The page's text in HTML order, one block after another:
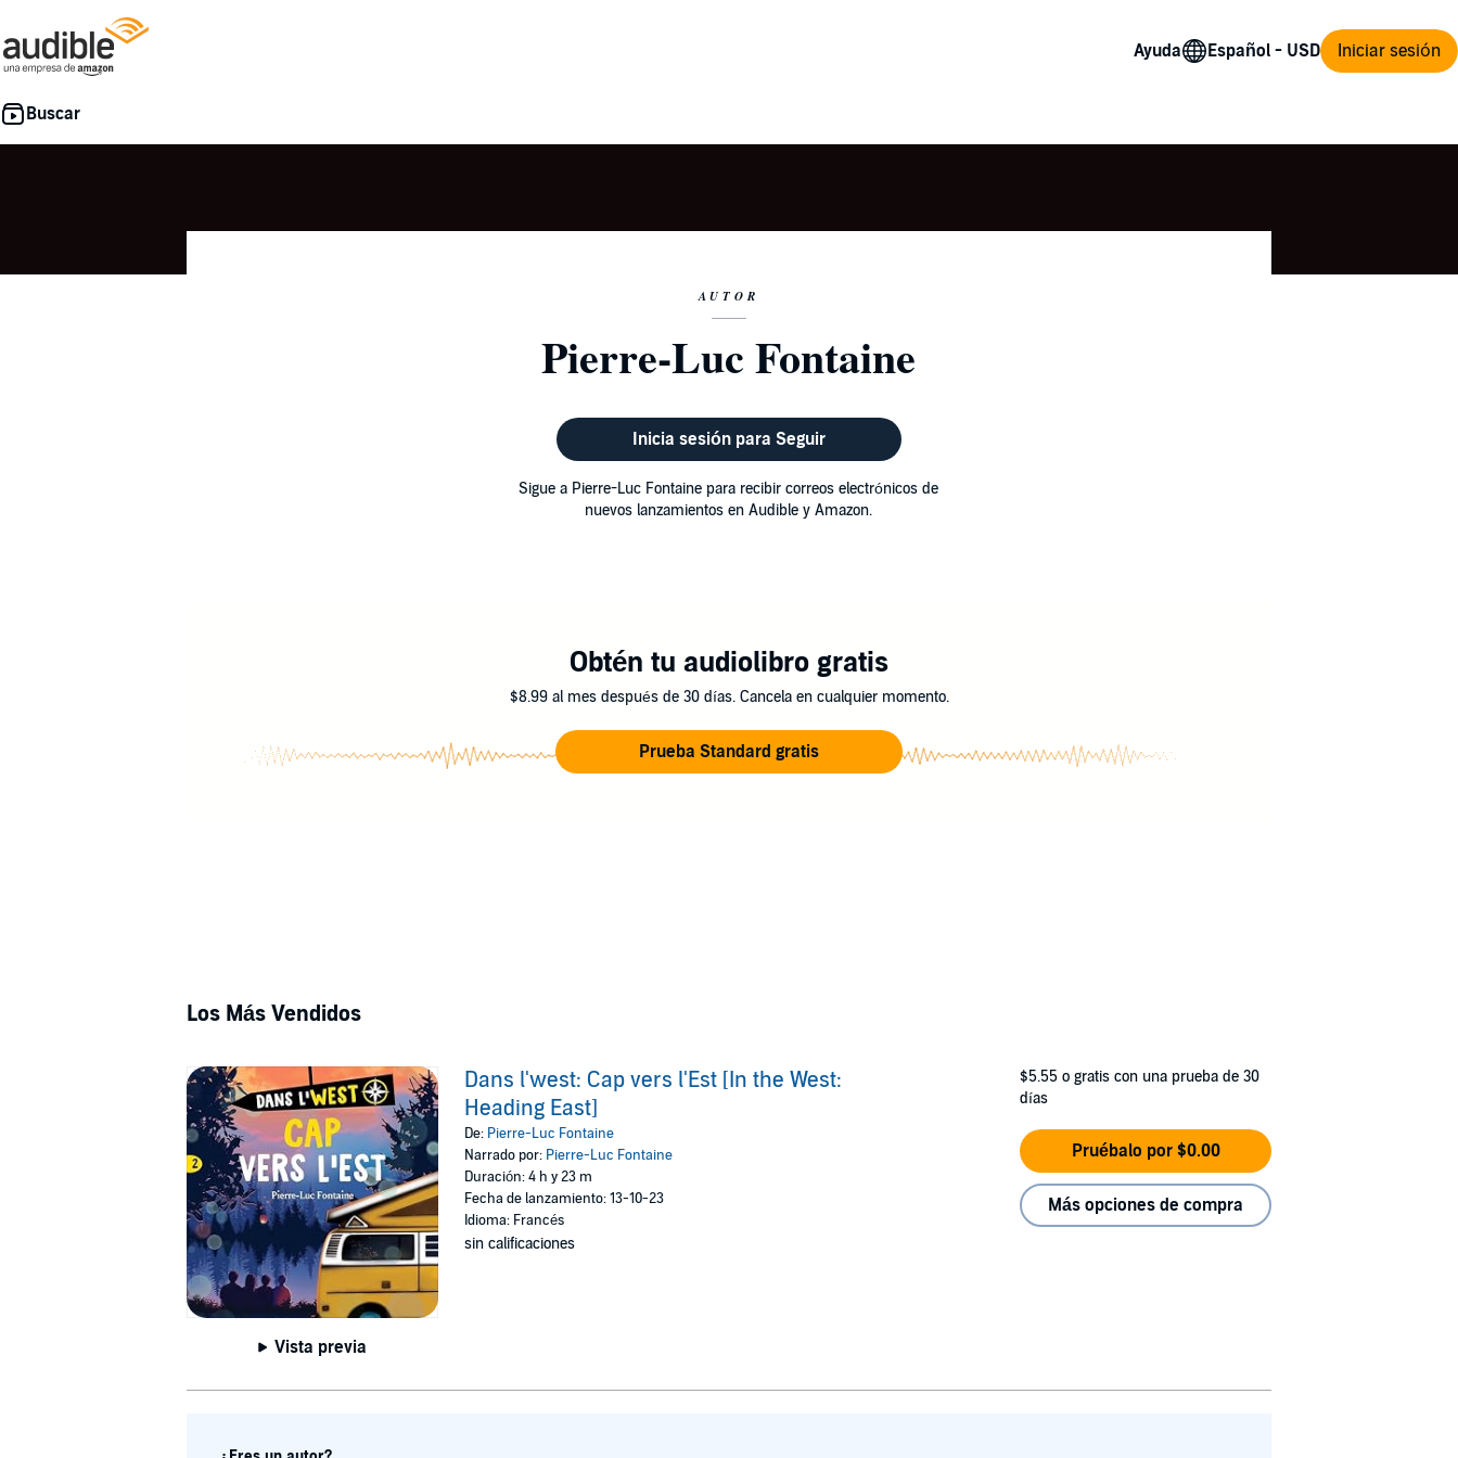
Ayuda Iniciar sesión
AUTOR
Pierre-Luc Fontaine
Inicia sesión para Seguir
Sigue a Pierre-Luc Fontaine para recibir correos electrónicos de
nuevos lanzamientos en Audible y Amazon.
Obtén tu audiolibro gratis
$8.99 al mes después de 30 días. Cancela en cualquier momento.
Prueba Standard gratis
Los Más Vendidos
Vista previa
Dans l'west: Cap vers l'Est [In the West:
Heading East]
De: Pierre-Luc Fontaine
Narrado por: Pierre-Luc Fontaine
Duración: 4 h y 23 m
Fecha de lanzamiento: 13-10-23
Idioma: Francés
sin calificaciones
$5.55 o gratis con una prueba de 30
días
Pruébalo por $0.00
Más opciones de compra